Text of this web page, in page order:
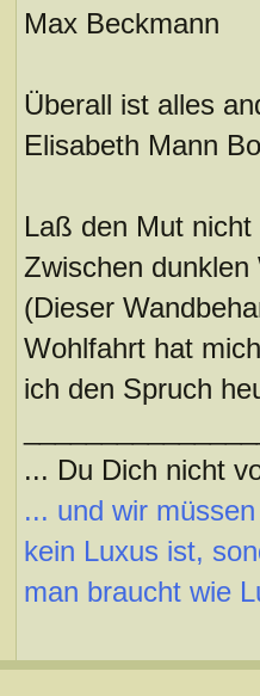
Max Beckmann
Überall ist alles
Elisabeth Mann
Laß den Mut
Zwischen
(Dieser
Wohlfahrt hat
ich den Spruch
... Du Dich nicht
... und wir
kein Luxus ist,
man braucht wie